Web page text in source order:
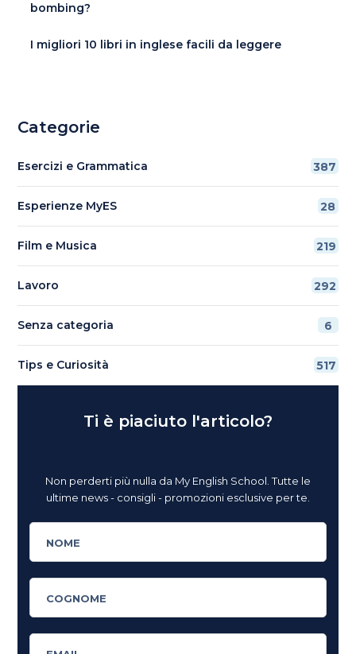
bombing?
I migliori 10 libri in inglese facili da leggere
Categorie
Esercizi e Grammatica 387
Esperienze MyES 28
Film e Musica 219
Lavoro 292
Senza categoria 6
Tips e Curiosità 517
Ti è piaciuto l'articolo?
Non perderti più nulla da My English School. Tutte le
ultime news - consigli - promozioni esclusive per te.